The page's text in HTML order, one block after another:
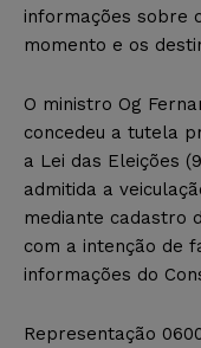
informações sobre
momento e os
O ministro Og
concedeu a tutela
a Lei das Eleições
admitida a
mediante cadastro
com a intenção de
informações do
Representação